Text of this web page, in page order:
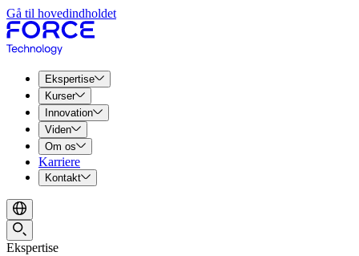
Gå til hovedindholdet
Ekspertise
Kurser
Innovation
Viden
Om os
Karriere
Kontakt
Ekspertise